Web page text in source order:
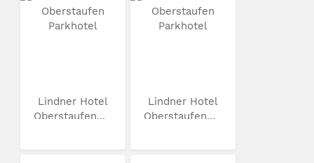
Lindner Hotel
Oberstaufen...
Lindner Hotel
Oberstaufen...